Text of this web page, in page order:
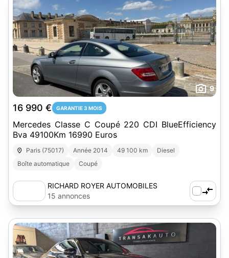
9
16 990 € GARANTIE 3 MOIS
Mercedes Classe C Coupé 220 CDI BlueEfficiency
Bva 49100Km 16990 Euros
Paris (75017) Année 2014 49 100 km
Diesel
Boîte automatique
Coupé
RICHARD ROYER AUTOMOBILES
15 annonces